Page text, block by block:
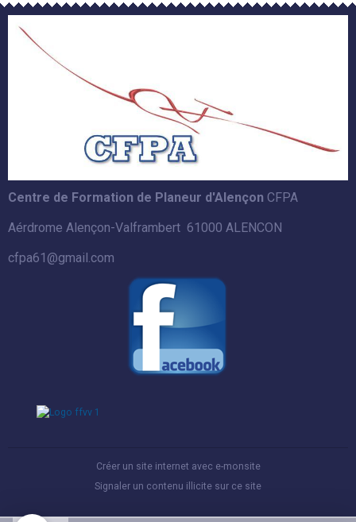
Centre de Formation de Planeur d'Alençon CFPA
Aérdrome Alençon-Valframbert 61000 ALENCON
cfpa61@gmail.com
Créer un site internet avec e-monsite
Signaler un contenu illicite sur ce site